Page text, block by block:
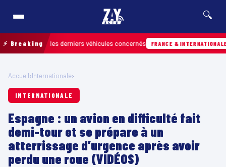
🔍
⚡ Breaking
les derniers véhicules concernés FRANCE & INTERNATIONALE 07/
Accueil›Internationale›
INTERNATIONALE
Espagne : un avion en difficulté fait
demi-tour et se prépare à un
atterrissage d’urgence après avoir
perdu une roue (VIDÉOS)